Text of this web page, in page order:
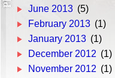
June 2013 (5)
February 2013 (1)
January 2013 (1)
December 2012 (1)
November 2012 (1)